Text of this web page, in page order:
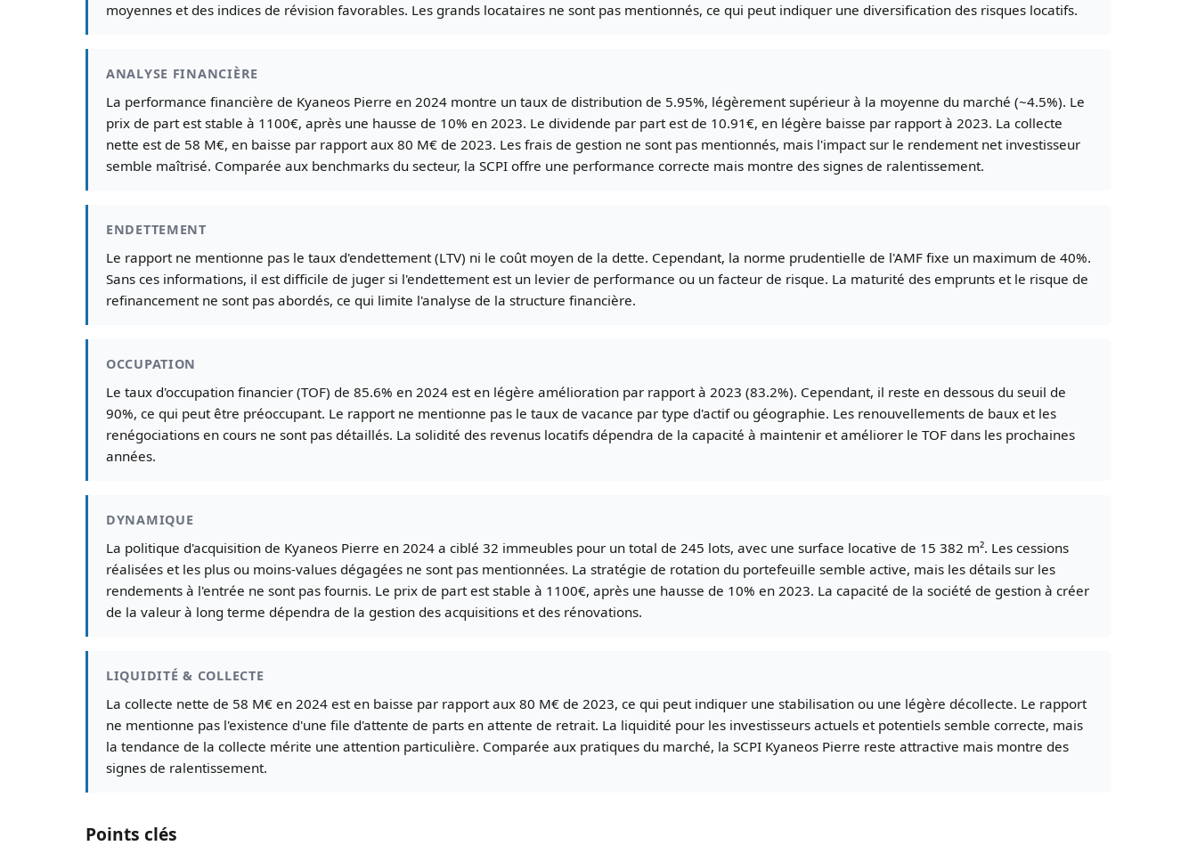
moyennes et des indices de révision favorables. Les grands locataires ne sont pas mentionnés, ce qui peut indiquer une diversification des risques locatifs.
ANALYSE FINANCIÈRE
La performance financière de Kyaneos Pierre en 2024 montre un taux de distribution de 5.95%, légèrement supérieur à la moyenne du marché (~4.5%). Le
prix de part est stable à 1100€, après une hausse de 10% en 2023. Le dividende par part est de 10.91€, en légère baisse par rapport à 2023. La collecte
nette est de 58 M€, en baisse par rapport aux 80 M€ de 2023. Les frais de gestion ne sont pas mentionnés, mais l'impact sur le rendement net investisseur
semble maîtrisé. Comparée aux benchmarks du secteur, la SCPI offre une performance correcte mais montre des signes de ralentissement.
ENDETTEMENT
Le rapport ne mentionne pas le taux d'endettement (LTV) ni le coût moyen de la dette. Cependant, la norme prudentielle de l'AMF fixe un maximum de 40%.
Sans ces informations, il est difficile de juger si l'endettement est un levier de performance ou un facteur de risque. La maturité des emprunts et le risque de
refinancement ne sont pas abordés, ce qui limite l'analyse de la structure financière.
OCCUPATION
Le taux d'occupation financier (TOF) de 85.6% en 2024 est en légère amélioration par rapport à 2023 (83.2%). Cependant, il reste en dessous du seuil de
90%, ce qui peut être préoccupant. Le rapport ne mentionne pas le taux de vacance par type d'actif ou géographie. Les renouvellements de baux et les
renégociations en cours ne sont pas détaillés. La solidité des revenus locatifs dépendra de la capacité à maintenir et améliorer le TOF dans les prochaines
années.
DYNAMIQUE
La politique d'acquisition de Kyaneos Pierre en 2024 a ciblé 32 immeubles pour un total de 245 lots, avec une surface locative de 15 382 m². Les cessions
réalisées et les plus ou moins-values dégagées ne sont pas mentionnées. La stratégie de rotation du portefeuille semble active, mais les détails sur les
rendements à l'entrée ne sont pas fournis. Le prix de part est stable à 1100€, après une hausse de 10% en 2023. La capacité de la société de gestion à créer
de la valeur à long terme dépendra de la gestion des acquisitions et des rénovations.
LIQUIDITÉ & COLLECTE
La collecte nette de 58 M€ en 2024 est en baisse par rapport aux 80 M€ de 2023, ce qui peut indiquer une stabilisation ou une légère décollecte. Le rapport
ne mentionne pas l'existence d'une file d'attente de parts en attente de retrait. La liquidité pour les investisseurs actuels et potentiels semble correcte, mais
la tendance de la collecte mérite une attention particulière. Comparée aux pratiques du marché, la SCPI Kyaneos Pierre reste attractive mais montre des
signes de ralentissement.
Points clés